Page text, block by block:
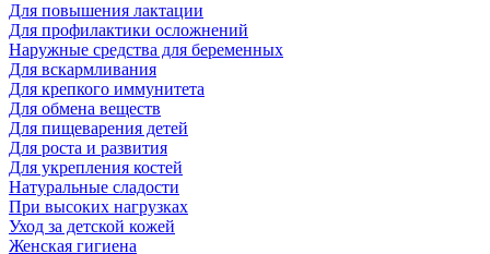
Для повышения лактации
Для профилактики осложнений
Наружные средства для беременных
Для вскармливания
Для крепкого иммунитета
Для обмена веществ
Для пищеварения детей
Для роста и развития
Для укрепления костей
Натуральные сладости
При высоких нагрузках
Уход за детской кожей
Женская гигиена